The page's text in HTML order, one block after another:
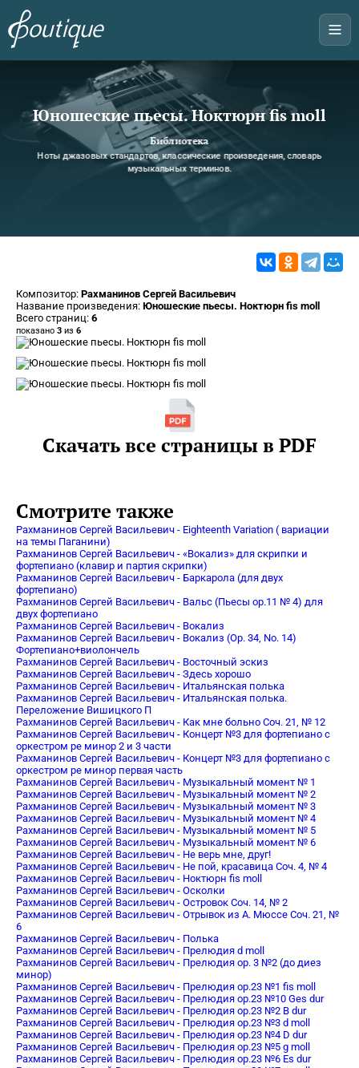
Юношеские пьесы. Ноктюрн fis moll
Библиотека
Ноты джазовых стандартов, классические произведения, словарь
музыкальных терминов.
Композитор: Рахманинов Сергей Васильевич
Название произведения: Юношеские пьесы. Ноктюрн fis moll
Всего страниц: 6
показано 3 из 6
Скачать все страницы в PDF
Смотрите также
Рахманинов Сергей Васильевич - Eighteenth Variation ( вариации
на темы Паганини)
Рахманинов Сергей Васильевич - «Вокализ» для скрипки и
фортепиано (клавир и партия скрипки)
Рахманинов Сергей Васильевич - Баркарола (для двух
фортепиано)
Рахманинов Сергей Васильевич - Вальс (Пьесы op.11 № 4) для
двух фортепиано
Рахманинов Сергей Васильевич - Вокализ
Рахманинов Сергей Васильевич - Вокализ (Ор. 34, No. 14)
Фортепиано+виолончель
Рахманинов Сергей Васильевич - Восточный эскиз
Рахманинов Сергей Васильевич - Здесь хорошо
Рахманинов Сергей Васильевич - Итальянская полька
Рахманинов Сергей Васильевич - Итальянская полька.
Переложение Вишицкого П
Рахманинов Сергей Васильевич - Как мне больно Соч. 21, № 12
Рахманинов Сергей Васильевич - Концерт №3 для фортепиано с
оркестром ре минор 2 и 3 части
Рахманинов Сергей Васильевич - Концерт №3 для фортепиано с
оркестром ре минор первая часть
Рахманинов Сергей Васильевич - Музыкальный момент № 1
Рахманинов Сергей Васильевич - Музыкальный момент № 2
Рахманинов Сергей Васильевич - Музыкальный момент № 3
Рахманинов Сергей Васильевич - Музыкальный момент № 4
Рахманинов Сергей Васильевич - Музыкальный момент № 5
Рахманинов Сергей Васильевич - Музыкальный момент № 6
Рахманинов Сергей Васильевич - Не верь мне, друг!
Рахманинов Сергей Васильевич - Не пой, красавица Соч. 4, № 4
Рахманинов Сергей Васильевич - Ноктюрн fis moll
Рахманинов Сергей Васильевич - Осколки
Рахманинов Сергей Васильевич - Островок Соч. 14, № 2
Рахманинов Сергей Васильевич - Отрывок из А. Мюссе Соч. 21, №
6
Рахманинов Сергей Васильевич - Полька
Рахманинов Сергей Васильевич - Прелюдия d moll
Рахманинов Сергей Васильевич - Прелюдия op. 3 №2 (до диез
минор)
Рахманинов Сергей Васильевич - Прелюдия oр.23 №1 fis moll
Рахманинов Сергей Васильевич - Прелюдия oр.23 №10 Ges dur
Рахманинов Сергей Васильевич - Прелюдия oр.23 №2 B dur
Рахманинов Сергей Васильевич - Прелюдия oр.23 №3 d moll
Рахманинов Сергей Васильевич - Прелюдия oр.23 №4 D dur
Рахманинов Сергей Васильевич - Прелюдия oр.23 №5 g moll
Рахманинов Сергей Васильевич - Прелюдия oр.23 №6 Es dur